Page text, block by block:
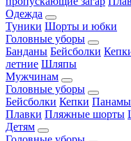
Одежда
Туники Шорты и юбки
Головные уборы
Банданы Бейсболки
летние Шляпы
Мужчинам
Головные уборы
Бейсболки Кепки Панамы
Плавки Пляжные шорты
Детям